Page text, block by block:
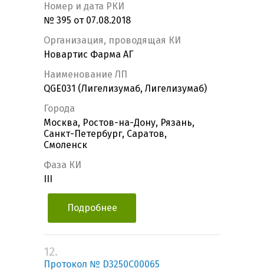
Номер и дата РКИ
№ 395 от 07.08.2018
Организация, проводящая КИ
Новартис Фарма АГ
Наименование ЛП
QGE031 (Лигелизумаб, Лигелизумаб)
Города
Москва, Ростов-на-Дону, Рязань,
Санкт-Петербург, Саратов,
Смоленск
Фаза КИ
Подробнее
12.
Протокол № D3250C00065